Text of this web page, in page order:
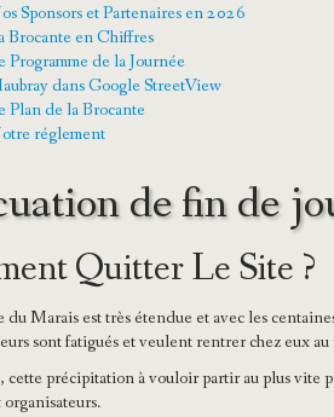
Sponsors et Partenaires en 2026
Brocante en Chiffres
Programme de la Journée
dans Google StreetView
Plan de la Brocante
réglement
de fin de
Quitter Le Site ?
du Marais est très étendue et avec les
sont fatigués et veulent rentrer chez eux
précipitation à vouloir partir au plus vite
organisateurs.